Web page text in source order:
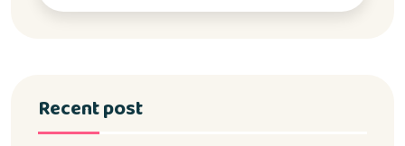
Recent post